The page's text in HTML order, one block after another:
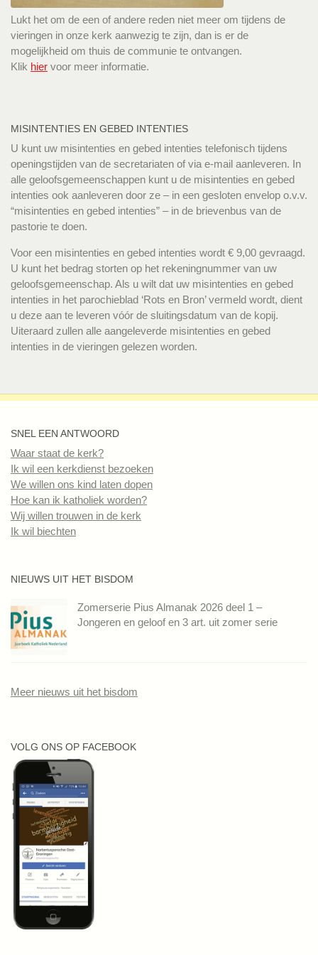
Lukt het om de een of andere reden niet meer om tijdens de
vieringen in onze kerk aanwezig te zijn, dan is er de
mogelijkheid om thuis de communie te ontvangen.
Klik hier voor meer informatie.
MISINTENTIES EN GEBED INTENTIES
U kunt uw misintenties en gebed intenties telefonisch tijdens
openingstijden van de secretariaten of via e-mail aanleveren. In
alle geloofsgemeenschappen kunt u de misintenties en gebed
intenties ook aanleveren door ze – in een gesloten envelop o.v.v.
“misintenties en gebed intenties” – in de brievenbus van de
pastorie te doen.
Voor een misintenties en gebed intenties wordt € 9,00 gevraagd.
U kunt het bedrag storten op het rekeningnummer van uw
geloofsgemeenschap. Als u wilt dat uw misintenties en gebed
intenties in het parochieblad ‘Rots en Bron’ vermeld wordt, dient
u deze aan te leveren vóór de sluitingsdatum van de kopij.
Uiteraard zullen alle aangeleverde misintenties en gebed
intenties in de vieringen gelezen worden.
SNEL EEN ANTWOORD
Waar staat de kerk?
Ik wil een kerkdienst bezoeken
We willen ons kind laten dopen
Hoe kan ik katholiek worden?
Wij willen trouwen in de kerk
Ik wil biechten
NIEUWS UIT HET BISDOM
Zomerserie Pius Almanak 2026 deel 1 –
Jongeren en geloof en 3 art. uit zomer serie
Meer nieuws uit het bisdom
VOLG ONS OP FACEBOOK